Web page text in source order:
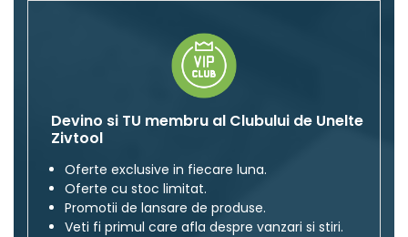
Devino si TU membru al Clubului de Unelte
Zivtool
Oferte exclusive in fiecare luna.
Oferte cu stoc limitat.
Promotii de lansare de produse.
Veti fi primul care afla despre vanzari si stiri.